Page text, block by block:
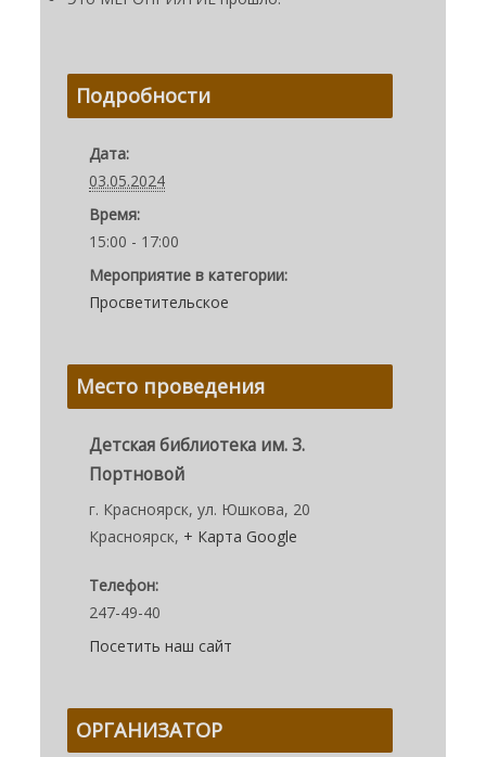
Подробности
Дата:
03.05.2024
Время:
15:00 - 17:00
Мероприятие в категории:
Просветительское
Место проведения
Детская библиотека им. З.
Портновой
г. Красноярск, ул. Юшкова, 20
Красноярск, + Карта Google
Телефон:
247-49-40
Посетить наш сайт
ОРГАНИЗАТОР